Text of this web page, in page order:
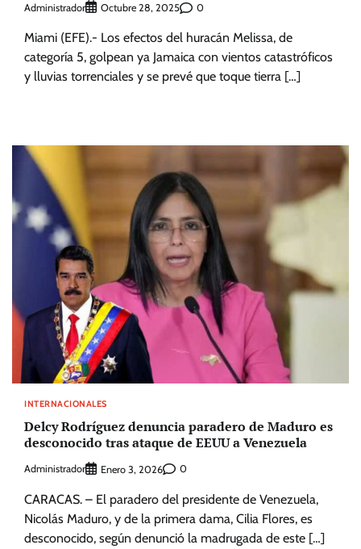
Administrador Octubre 28, 2025 0
Miami (EFE).- Los efectos del huracán Melissa, de
categoría 5, golpean ya Jamaica con vientos catastróficos
y lluvias torrenciales y se prevé que toque tierra […]
INTERNACIONALES
Delcy Rodríguez denuncia paradero de Maduro es
desconocido tras ataque de EEUU a Venezuela
Administrador Enero 3, 2026 0
CARACAS. – El paradero del presidente de Venezuela,
Nicolás Maduro, y de la primera dama, Cilia Flores, es
desconocido, según denunció la madrugada de este […]